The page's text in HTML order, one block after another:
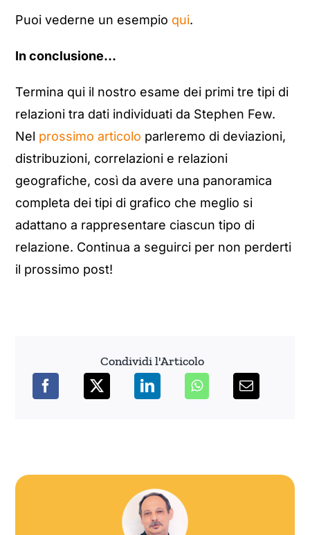
Puoi vederne un esempio qui.
In conclusione…
Termina qui il nostro esame dei primi tre tipi di
relazioni tra dati individuati da Stephen Few.
Nel prossimo articolo parleremo di deviazioni,
distribuzioni, correlazioni e relazioni
geografiche, così da avere una panoramica
completa dei tipi di grafico che meglio si
adattano a rappresentare ciascun tipo di
relazione. Continua a seguirci per non perderti
il prossimo post!
Condividi l'Articolo